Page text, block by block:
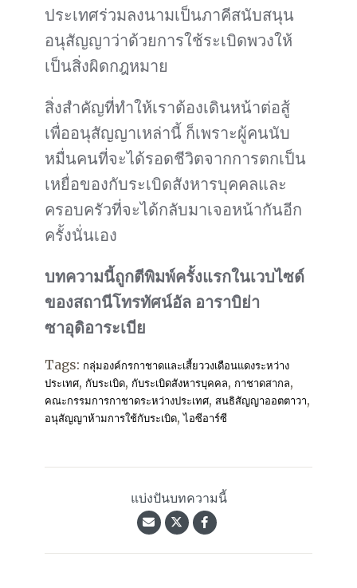
ประเทศร่วมลงนามเป็นภาคีสนับสนุน
อนุสัญญาว่าด้วยการใช้ระเบิดพวงให้
เป็นสิ่งผิดกฎหมาย
สิ่งสำคัญที่ทำให้เราต้องเดินหน้าต่อสู้
เพื่ออนุสัญญาเหล่านี้ ก็เพราะผู้คนนับ
หมื่นคนที่จะได้รอดชีวิตจากการตกเป็น
เหยื่อของกับระเบิดสังหารบุคคลและ
ครอบครัวที่จะได้กลับมาเจอหน้ากันอีก
ครั้งนั่นเอง
บทความนี้ถูกตีพิมพ์ครั้งแรกในเวบไซด์
ของสถานีโทรทัศน์อัล อาราบิย่า
ซาอุดิอาระเบีย
Tags: กลุ่มองค์กรกาชาดและเสี้ยววงเดือนแดงระหว่าง
ประเทศ, กับระเบิด, กับระเบิดสังหารบุคคล, กาชาดสากล,
คณะกรรมการกาชาดระหว่างประเทศ, สนธิสัญญาออตตาวา,
อนุสัญญาห้ามการใช้กับระเบิด,ไอซีอาร์ซี
แบ่งปันบทความนี้